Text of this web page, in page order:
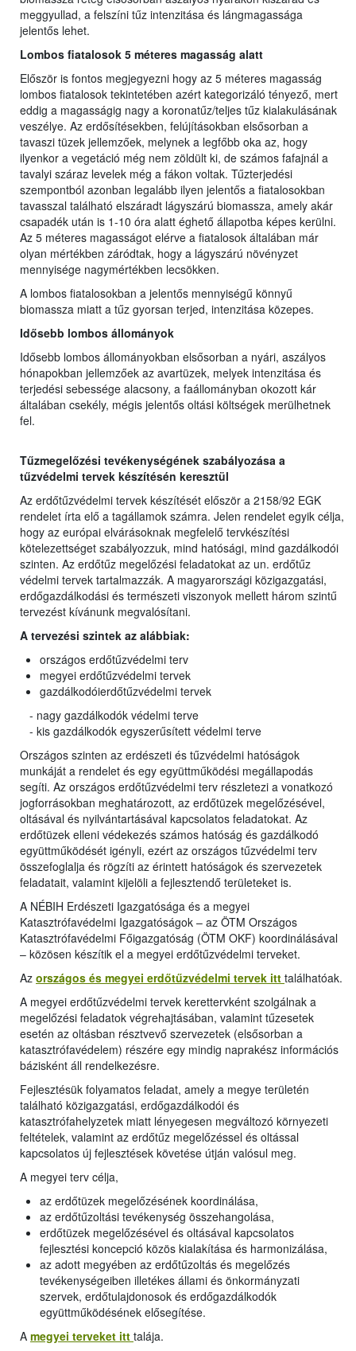
meggyullad, a felszíni tűz intenzitása és lángmagassága
jelentős lehet.
Lombos fiatalosok 5 méteres magasság alatt
Először is fontos megjegyezni hogy az 5 méteres magasság
lombos fiatalosok tekintetében azért kategorizáló tényező, mert
eddig a magasságig nagy a koronatűz/teljes tűz kialakulásának
veszélye. Az erdősítésekben, felújításokban elsősorban a
tavaszi tüzek jellemzőek, melynek a legfőbb oka az, hogy
ilyenkor a vegetáció még nem zöldült ki, de számos fafajnál a
tavalyi száraz levelek még a fákon voltak. Tűzterjedési
szempontból azonban legalább ilyen jelentős a fiatalosokban
tavasszal található elszáradt lágyszárú biomassza, amely akár
csapadék után is 1-10 óra alatt éghető állapotba képes kerülni.
Az 5 méteres magasságot elérve a fiatalosok általában már
olyan mértékben záródtak, hogy a lágyszárú növényzet
mennyisége nagymértékben lecsökken.
A lombos fiatalosokban a jelentős mennyiségű könnyű
biomassza miatt a tűz gyorsan terjed, intenzitása közepes.
Idősebb lombos állományok
Idősebb lombos állományokban elsősorban a nyári, aszályos
hónapokban jellemzőek az avartüzek, melyek intenzitása és
terjedési sebessége alacsony, a faállományban okozott kár
általában csekély, mégis jelentős oltási költségek merülhetnek
fel.
Tűzmegelőzési tevékenységének szabályozása a
tűzvédelmi tervek készítésén keresztül
Az erdőtűzvédelmi tervek készítését először a 2158/92 EGK
rendelet írta elő a tagállamok számra. Jelen rendelet egyik célja,
hogy az európai elvárásoknak megfelelő tervkészítési
kötelezettséget szabályozzuk, mind hatósági, mind gazdálkodói
szinten. Az erdőtűz megelőzési feladatokat az un. erdőtűz
védelmi tervek tartalmazzák. A magyarországi közigazgatási,
erdőgazdálkodási és természeti viszonyok mellett három szintű
tervezést kívánunk megvalósítani.
A tervezési szintek az alábbiak:
országos erdőtűzvédelmi terv
megyei erdőtűzvédelmi tervek
gazdálkodóierdőtűzvédelmi tervek
- nagy gazdálkodók védelmi terve
- kis gazdálkodók egyszerűsített védelmi terve
Országos szinten az erdészeti és tűzvédelmi hatóságok
munkáját a rendelet és egy együttműködési megállapodás
segíti. Az országos erdőtűzvédelmi terv részletezi a vonatkozó
jogforrásokban meghatározott, az erdőtüzek megelőzésével,
oltásával és nyilvántartásával kapcsolatos feladatokat. Az
erdőtüzek elleni védekezés számos hatóság és gazdálkodó
együttműködését igényli, ezért az országos tűzvédelmi terv
összefoglalja és rögzíti az érintett hatóságok és szervezetek
feladatait, valamint kijelöli a fejlesztendő területeket is.
A NÉBIH Erdészeti Igazgatósága és a megyei
Katasztrófavédelmi Igazgatóságok – az ÖTM Országos
Katasztrófavédelmi Főigazgatóság (ÖTM OKF) koordinálásával
– közösen készítik el a megyei erdőtűzvédelmi terveket.
Az országos és megyei erdőtűzvédelmi tervek itt találhatóak.
A megyei erdőtűzvédelmi tervek kerettervként szolgálnak a
megelőzési feladatok végrehajtásában, valamint tűzesetek
esetén az oltásban résztvevő szervezetek (elsősorban a
katasztrófavédelem) részére egy mindig naprakész információs
bázisként áll rendelkezésre.
Fejlesztésük folyamatos feladat, amely a megye területén
található közigazgatási, erdőgazdálkodói és
katasztrófahelyzetek miatt lényegesen megváltozó környezeti
feltételek, valamint az erdőtűz megelőzéssel és oltással
kapcsolatos új fejlesztések követése útján valósul meg.
A megyei terv célja,
az erdőtüzek megelőzésének koordinálása,
az erdőtűzoltási tevékenység összehangolása,
erdőtüzek megelőzésével és oltásával kapcsolatos
fejlesztési koncepció közös kialakítása és harmonizálása,
az adott megyében az erdőtűzoltás és megelőzés
tevékenységeiben illetékes állami és önkormányzati
szervek, erdőtulajdonosok és erdőgazdálkodók
együttműködésének elősegítése.
A megyei terveket itt talája.